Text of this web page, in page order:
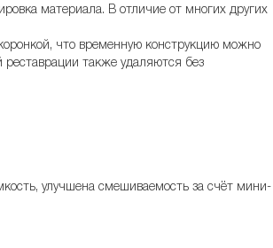
материала. В отличие от многих других
что временную конструкцию можно
также удаляются без
улучшена смешиваемость за счёт мини-